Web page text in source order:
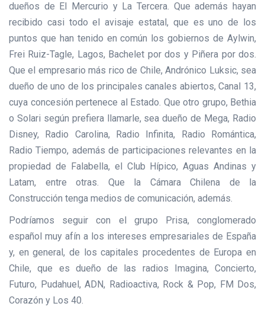
dueños de El Mercurio y La Tercera. Que además hayan
recibido casi todo el avisaje estatal, que es uno de los
puntos que han tenido en común los gobiernos de Aylwin,
Frei Ruiz-Tagle, Lagos, Bachelet por dos y Piñera por dos.
Que el empresario más rico de Chile, Andrónico Luksic, sea
dueño de uno de los principales canales abiertos, Canal 13,
cuya concesión pertenece al Estado. Que otro grupo, Bethia
o Solari según prefiera llamarle, sea dueño de Mega, Radio
Disney, Radio Carolina, Radio Infinita, Radio Romántica,
Radio Tiempo, además de participaciones relevantes en la
propiedad de Falabella, el Club Hípico, Aguas Andinas y
Latam, entre otras. Que la Cámara Chilena de la
Construcción tenga medios de comunicación, además.
Podríamos seguir con el grupo Prisa, conglomerado
español muy afín a los intereses empresariales de España
y, en general, de los capitales procedentes de Europa en
Chile, que es dueño de las radios Imagina, Concierto,
Futuro, Pudahuel, ADN, Radioactiva, Rock & Pop, FM Dos,
Corazón y Los 40.